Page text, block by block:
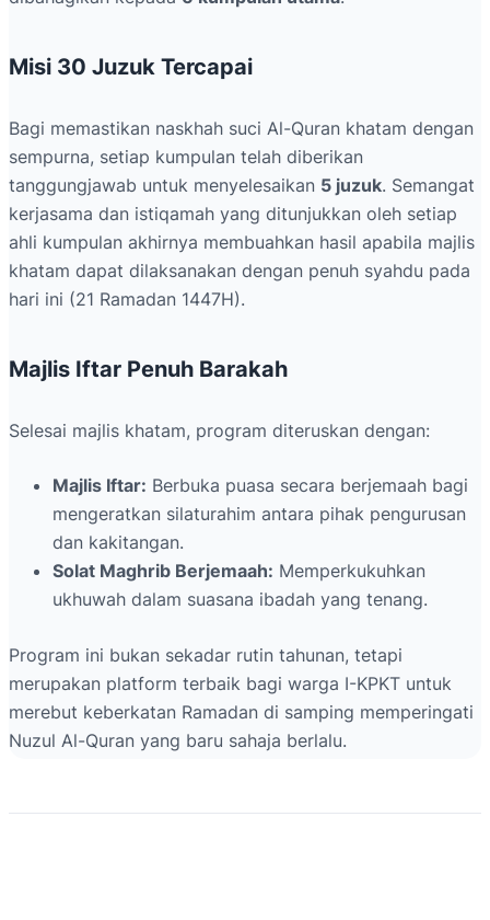
Misi 30 Juzuk Tercapai
Bagi memastikan naskhah suci Al-Quran khatam dengan
sempurna, setiap kumpulan telah diberikan
tanggungjawab untuk menyelesaikan 5 juzuk. Semangat
kerjasama dan istiqamah yang ditunjukkan oleh setiap
ahli kumpulan akhirnya membuahkan hasil apabila majlis
khatam dapat dilaksanakan dengan penuh syahdu pada
hari ini (21 Ramadan 1447H).
Majlis Iftar Penuh Barakah
Selesai majlis khatam, program diteruskan dengan:
Majlis Iftar: Berbuka puasa secara berjemaah bagi
mengeratkan silaturahim antara pihak pengurusan
dan kakitangan.
Solat Maghrib Berjemaah: Memperkukuhkan
ukhuwah dalam suasana ibadah yang tenang.
Program ini bukan sekadar rutin tahunan, tetapi
merupakan platform terbaik bagi warga I-KPKT untuk
merebut keberkatan Ramadan di samping memperingati
Nuzul Al-Quran yang baru sahaja berlalu.